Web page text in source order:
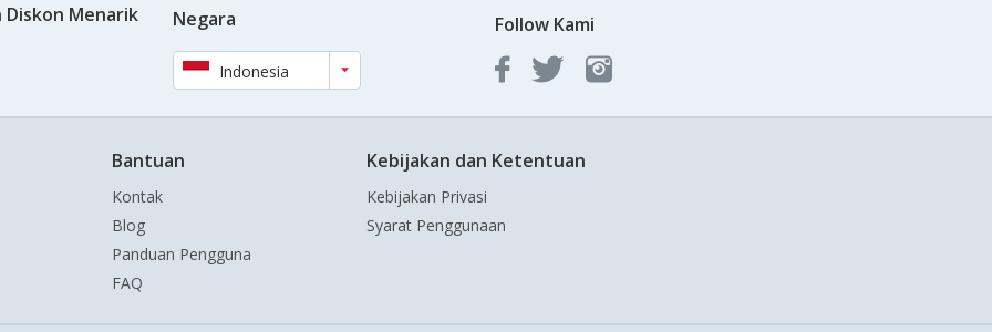
Diskon Menarik Negara
Indonesia
Follow Kami
Bantuan
Kontak
Blog
Panduan Pengguna
FAQ
Kebijakan dan Ketentuan
Kebijakan Privasi
Syarat Penggunaan